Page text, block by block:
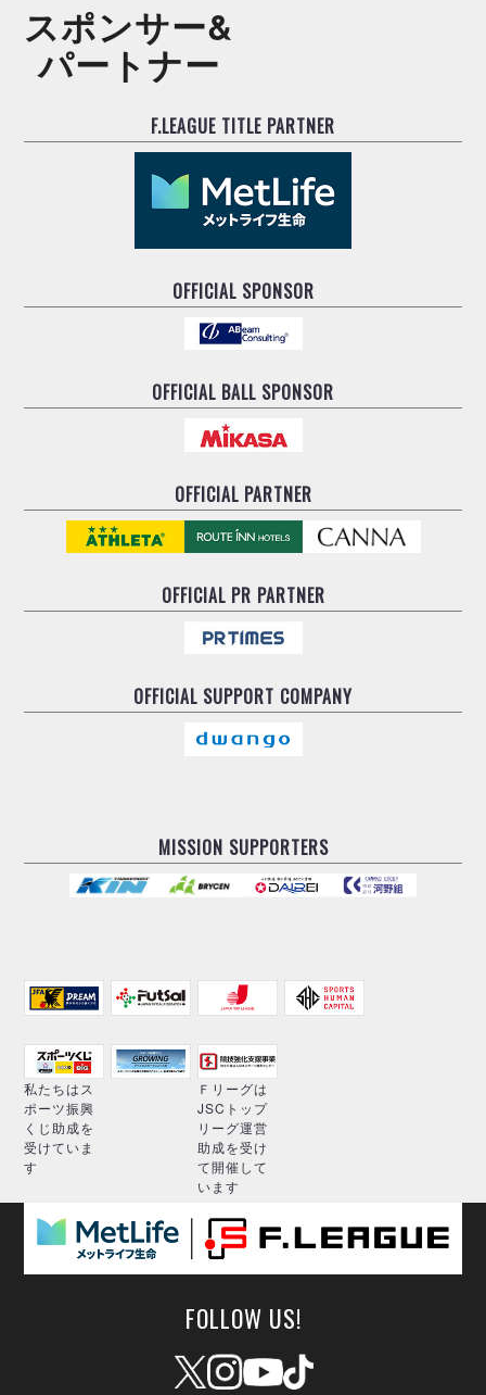
スポンサー&
パートナー
F.LEAGUE TITLE PARTNER
OFFICIAL SPONSOR
OFFICIAL BALL SPONSOR
OFFICIAL PARTNER
OFFICIALPR PARTNER
OFFICIAL SUPPORT COMPANY
MISSION SUPPORTERS
私たちはス
ポーツ振興
くじ助成を
受けていま
す
Ｆリーグは
JSCトップ
リーグ運営
助成を受け
て開催して
います
FOLLOW US!